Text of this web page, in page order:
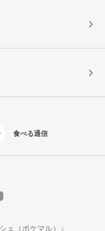
食べる通信
ェ（ポケマル）』